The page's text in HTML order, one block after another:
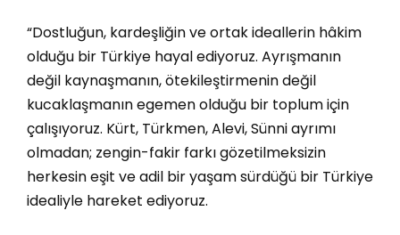
“Dostluğun, kardeşliğin ve ortak ideallerin hâkim
olduğu bir Türkiye hayal ediyoruz. Ayrışmanın
değil kaynaşmanın, ötekileştirmenin değil
kucaklaşmanın egemen olduğu bir toplum için
çalışıyoruz. Kürt, Türkmen, Alevi, Sünni ayrımı
olmadan; zengin-fakir farkı gözetilmeksizin
herkesin eşit ve adil bir yaşam sürdüğü bir Türkiye
idealiyle hareket ediyoruz.